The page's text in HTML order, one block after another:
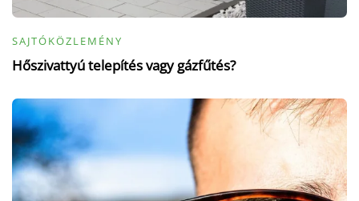
SAJTÓKÖZLEMÉNY
Hőszivattyú telepítés vagy gázfűtés?